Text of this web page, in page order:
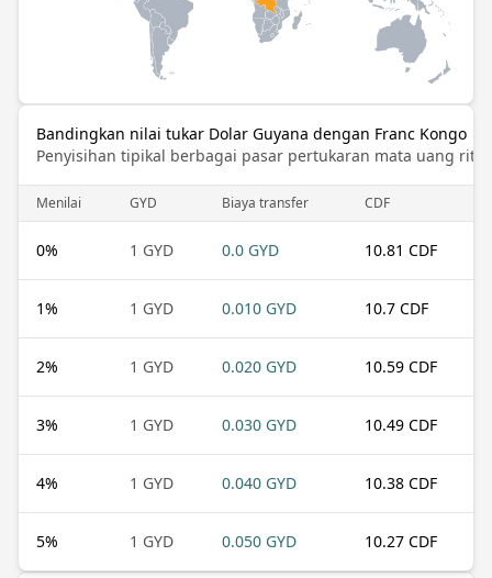
Bandingkan nilai tukar Dolar Guyana dengan Franc Kongo
Penyisihan tipikal berbagai pasar pertukaran mata uang ritel
Menilai GYD Biaya transfer CDF
0% 1 GYD 0.0 GYD 10.81 CDF
1% 1 GYD 0.010 GYD 10.7 CDF
2% 1 GYD 0.020 GYD 10.59 CDF
3% 1 GYD 0.030 GYD 10.49 CDF
4% 1 GYD 0.040 GYD 10.38 CDF
5% 1 GYD 0.050 GYD 10.27 CDF